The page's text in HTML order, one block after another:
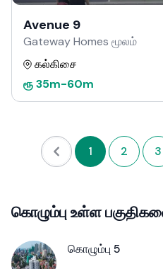
Avenue 9
Gateway Homes மூலம்
கல்கிசை
ரூ35m-60m
1 2 3
கொழும்பு உள்ள
கொழும்பு 5